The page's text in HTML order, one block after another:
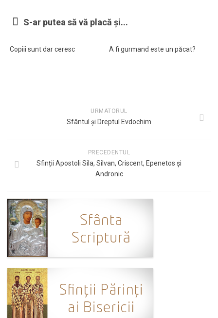
Interviuri
S-ar putea să vă placă și...
Copiii sunt dar ceresc A fi gurmand este un păcat?
URMATORUL
Sfântul și Dreptul Evdochim
PRECEDENTUL
Sfinții Apostoli Sila, Silvan, Criscent, Epenetos și
Andronic